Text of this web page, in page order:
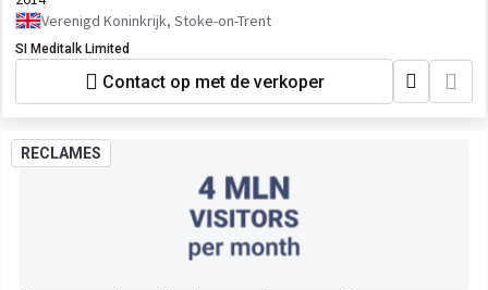
Verenigd Koninkrijk, Stoke-on-Trent
SI Meditalk Limited
Contact op met de verkoper
RECLAMES